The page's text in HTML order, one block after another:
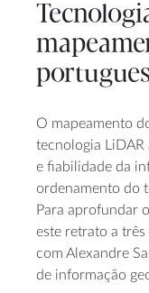
O mapeamento
tecnologia
e fiabilidade da
ordenamento do
Para aprofundar
este retrato a
com Alexandre
de informação